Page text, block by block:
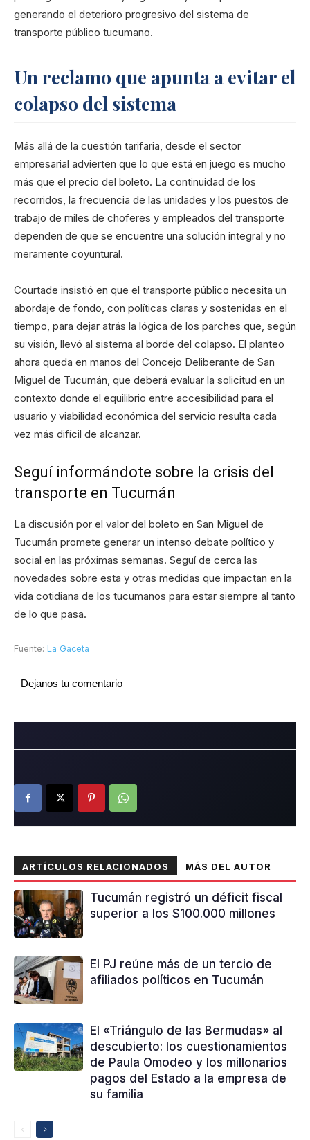
generando el deterioro progresivo del sistema de
transporte público tucumano.
Un reclamo que apunta a evitar el
colapso del sistema
Más allá de la cuestión tarifaria, desde el sector
empresarial advierten que lo que está en juego es mucho
más que el precio del boleto. La continuidad de los
recorridos, la frecuencia de las unidades y los puestos de
trabajo de miles de choferes y empleados del transporte
dependen de que se encuentre una solución integral y no
meramente coyuntural.
Courtade insistió en que el transporte público necesita un
abordaje de fondo, con políticas claras y sostenidas en el
tiempo, para dejar atrás la lógica de los parches que, según
su visión, llevó al sistema al borde del colapso. El planteo
ahora queda en manos del Concejo Deliberante de San
Miguel de Tucumán, que deberá evaluar la solicitud en un
contexto donde el equilibrio entre accesibilidad para el
usuario y viabilidad económica del servicio resulta cada
vez más difícil de alcanzar.
Seguí informándote sobre la crisis del
transporte en Tucumán
La discusión por el valor del boleto en San Miguel de
Tucumán promete generar un intenso debate político y
social en las próximas semanas. Seguí de cerca las
novedades sobre esta y otras medidas que impactan en la
vida cotidiana de los tucumanos para estar siempre al tanto
de lo que pasa.
Fuente: La Gaceta
Dejanos tu comentario
ARTÍCULOS RELACIONADOS MÁS DEL AUTOR
Tucumán registró un déficit fiscal
superior a los $100.000 millones
El PJ reúne más de un tercio de
afiliados políticos en Tucumán
El «Triángulo de las Bermudas» al
descubierto: los cuestionamientos
de Paula Omodeo y los millonarios
pagos del Estado a la empresa de
su familia